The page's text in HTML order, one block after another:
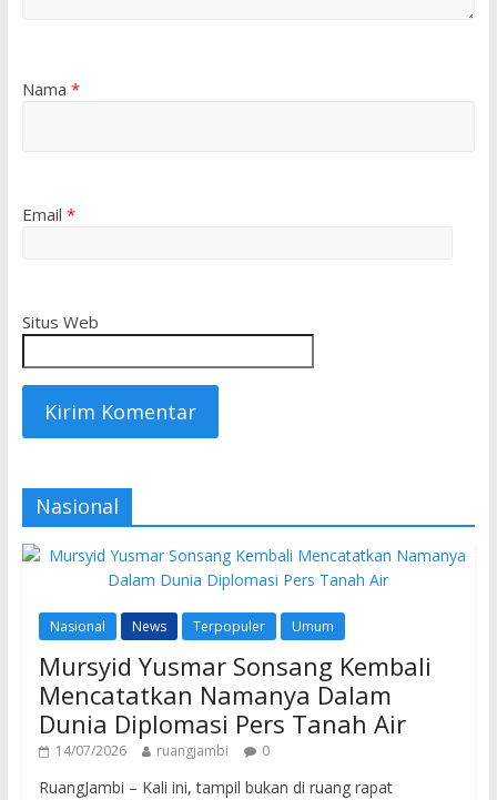
Nama *
Email *
Situs Web
Nasional
Nasional News Terpopuler Umum
Mursyid Yusmar Sonsang Kembali
Mencatatkan Namanya Dalam
Dunia Diplomasi Pers Tanah Air
14/07/2026 ruangjambi 0
RuangJambi – Kali ini, tampil bukan di ruang rapat